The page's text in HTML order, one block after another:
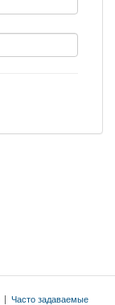
| Часто задаваемые